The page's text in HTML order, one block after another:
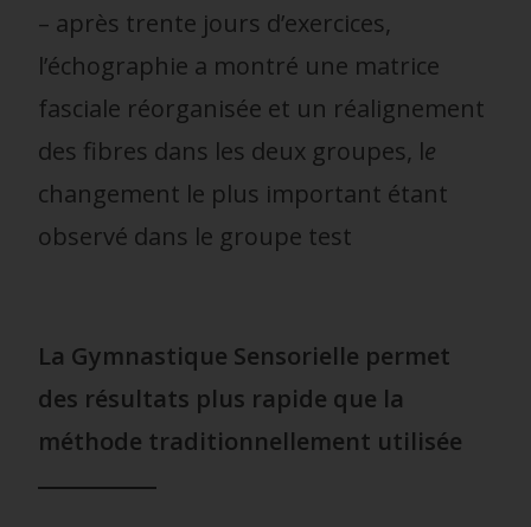
– après trente jours d’exercices,
l’échographie a montré une matrice
fasciale réorganisée et un réalignement
des fibres dans les deux groupes, le
changement le plus important étant
observé dans le groupe test
La Gymnastique Sensorielle permet
des résultats plus rapide que la
méthode traditionnellement utilisée